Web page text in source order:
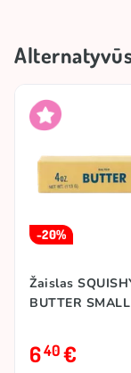
-20%
Žaislas
BUTTER SMALL
640€